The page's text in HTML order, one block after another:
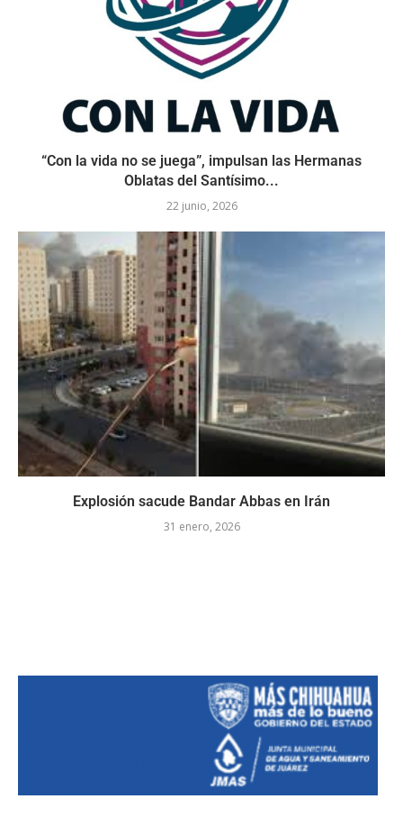
“Con la vida no se juega”, impulsan las Hermanas
Oblatas del Santísimo...
22 junio, 2026
Explosión sacude Bandar Abbas en Irán
31 enero, 2026